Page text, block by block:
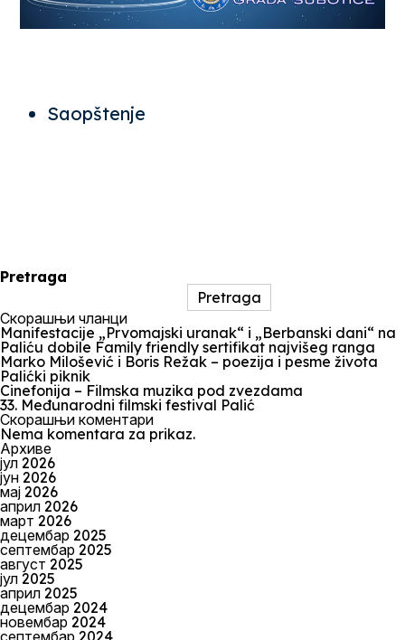
Saopštenje
Pretraga
Pretraga
Скорашњи чланци
Manifestacije „Prvomajski uranak“ i „Berbanski dani“ na
Paliću dobile Family friendly sertifikat najvišeg ranga
Marko Milošević i Boris Režak – poezija i pesme života
Palićki piknik
Cinefonija – Filmska muzika pod zvezdama
33. Međunarodni filmski festival Palić
Скорашњи коментари
Nema komentara za prikaz.
Архиве
јул 2026
јун 2026
мај 2026
април 2026
март 2026
децембар 2025
септембар 2025
август 2025
јул 2025
април 2025
децембар 2024
новембар 2024